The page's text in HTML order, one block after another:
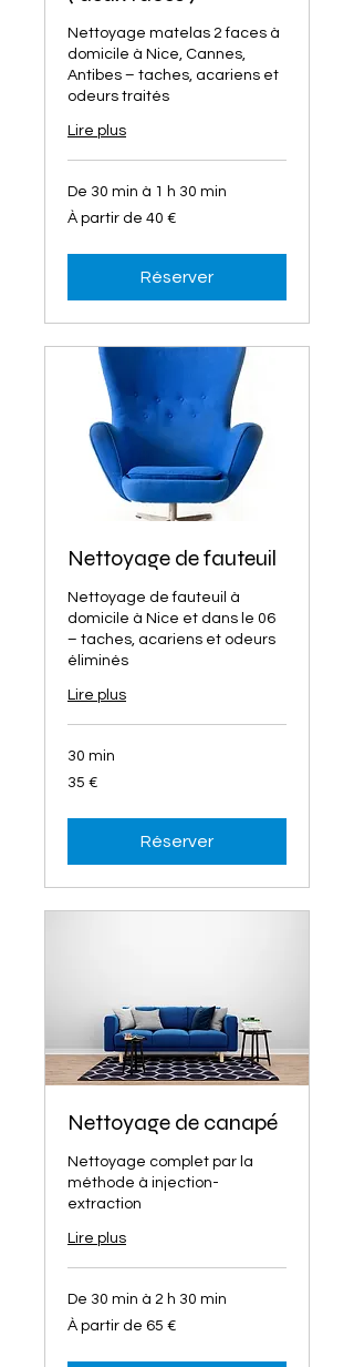
Nettoyage matelas 2 faces à
domicile à Nice, Cannes,
Antibes – taches, acariens et
odeurs traités
Lire plus
De 30 min à 1 h 30 min
À
partir
À partir de 40 €
Réserver
Nettoyage de fauteuil
Nettoyage de fauteuil à
domicile à Nice et dans le 06
– taches, acariens et odeurs
éliminés
Lire plus
30 min
35
euros
35 €
Réserver
Nettoyage de canapé
Nettoyage complet par la
méthode à injection-
extraction
Lire plus
De 30 min à 2 h 30 min
À
partir
À partir de 65 €